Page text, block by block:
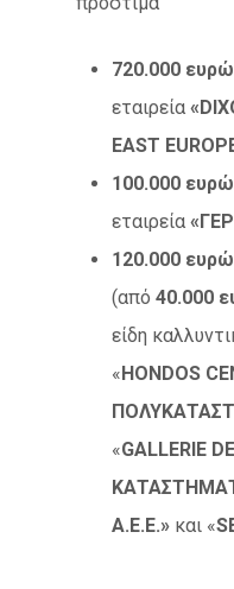
720.000 ευρώ
εταιρεία«
EAST
100.000 ευρώ
εταιρεία
120.000 ευρώ
(από40.000
είδη
«HONDOS
«GALLERIE DE
Α.Ε.Ε.» και «